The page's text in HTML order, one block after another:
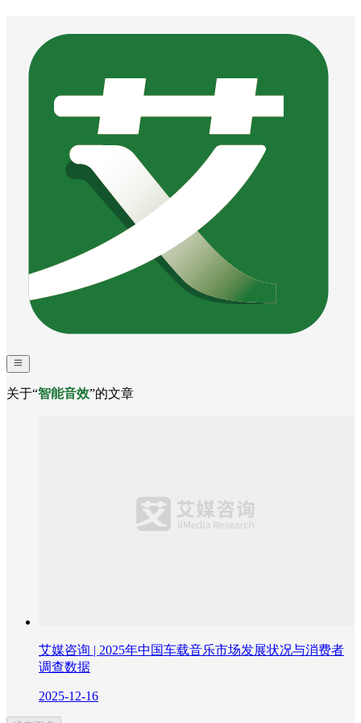
关于“智能音效”的文章
艾媒咨询 | 2025年中国车载音乐市场发展状况与消费者
调查数据
2025-12-16